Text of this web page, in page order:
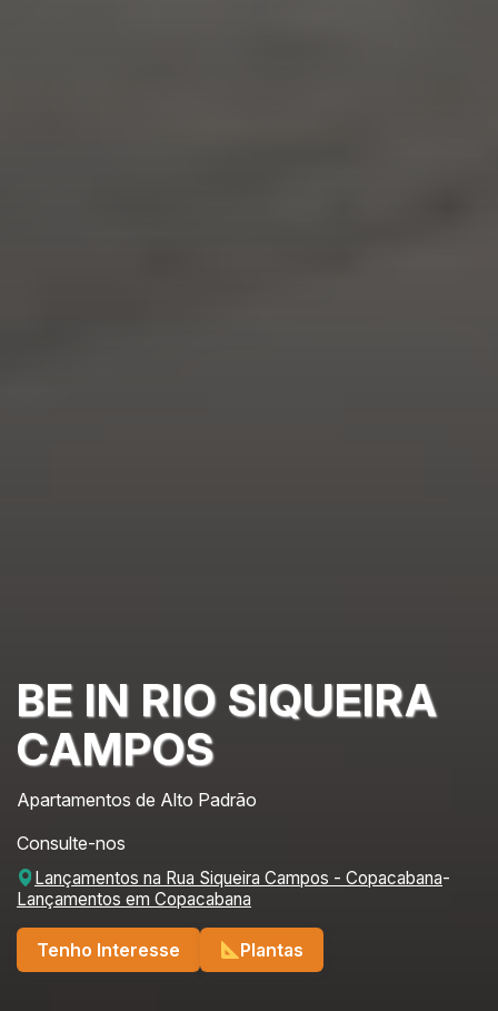
BE IN RIO SIQUEIRA
CAMPOS
Apartamentos de Alto Padrão
Consulte-nos
Lançamentos na Rua Siqueira Campos - Copacabana-
Lançamentos em Copacabana
Tenho Interesse Plantas